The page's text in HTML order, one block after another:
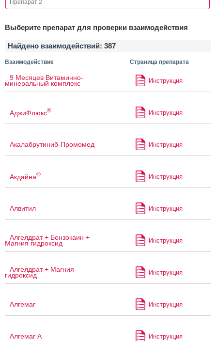
Выберите препарат для проверки взаимодействия
Найдено взаимодействий: 387
Взаимодействие Страница препарата
9 Месяцев Витаминно-
минеральный комплекс Инструкция
АджиФлюкс® Инструкция
Акалабрутиниб-Промомед Инструкция
Акдайна® Инструкция
Алвитил Инструкция
Алгелдрат + Бензокаин +
Магния гидроксид Инструкция
Алгелдрат + Магния
гидроксид Инструкция
Алгемаг Инструкция
Алгемаг А Инструкция